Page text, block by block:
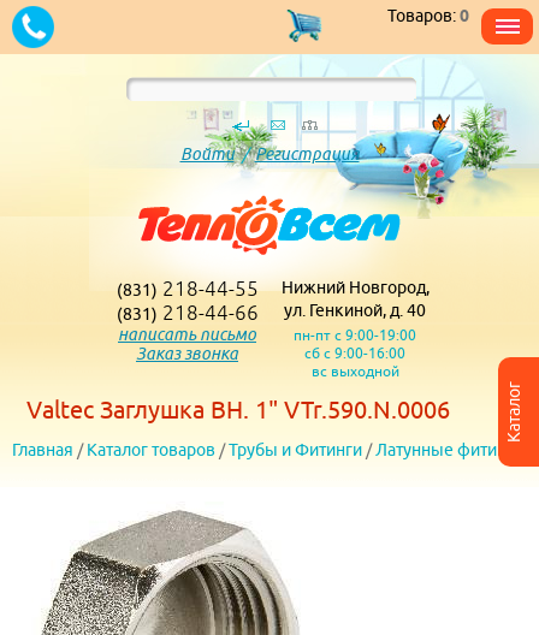
Каталог
Товаров:0
Войти/Регистрация
(831) 218-44-55
(831) 218-44-66
написать письмо
Заказ звонка
Нижний Новгород,
ул. Генкиной, д. 40
пн-пт с 9:00-19:00
сб с 9:00-16:00
вс выходной
Valtec Заглушка ВН. 1" VTr.590.N.0006
Главная / Каталог товаров /Трубы и Фитинги / Латунные фитинги